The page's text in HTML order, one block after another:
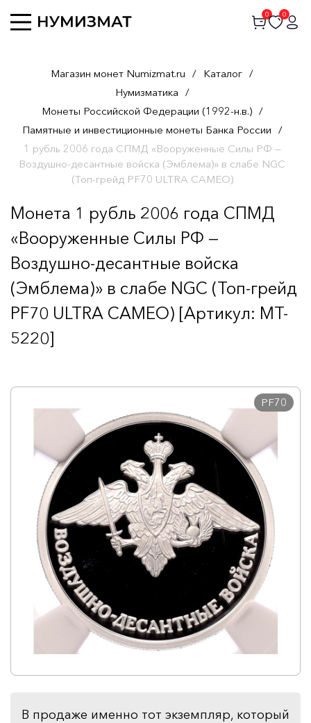
0 0
Магазин монет Numizmat.ru / Каталог /
Нумизматика /
Монеты Российской Федерации (1992-н.в.) /
Памятные и инвестиционные монеты Банка России /
1 рубль 2006 года СПМД «Вооруженные Силы РФ —
Воздушно-десантные войска (Эмблема)» в слабе NGC
(Топ-грейд PF70 ULTRA CAMEO)
Монета 1 рубль 2006 года СПМД
«Вооруженные Силы РФ —
Воздушно-десантные войска
(Эмблема)» в слабе NGC (Топ-грейд
PF70 ULTRA CAMEO) [Артикул: MT-
5220]
PF70
В продаже именно тот экземпляр, который